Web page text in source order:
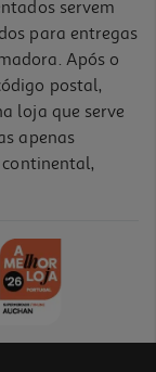
Is S
servem
para entregas
Após o
postal,
loja que serve
apenas